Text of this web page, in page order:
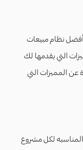
نظام مبيعات
التي يقدمها لك
المميزات التي
لكل مشروع